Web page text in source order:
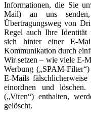
Informationen, die Sie
Mail) an uns
Übertragungsweg von
Regel auch Ihre
sich hinter einer E-
Kommunikation durch
Wir setzen – wie viele E-
Werbung („SPAM-
E-Mails fälschlicherweise
einordnen und löschen.
(„Viren“) enthalten,
gelöscht.